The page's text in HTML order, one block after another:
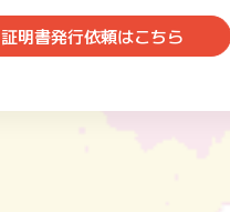
証明書発行依頼はこちら